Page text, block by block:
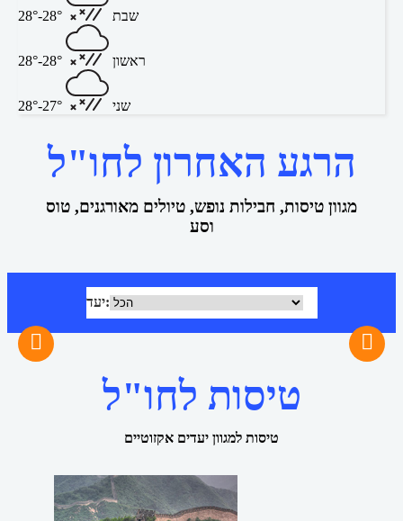
שבת 28°-28°
ראשון 28°-28°
שני 27°-28°
הרגע האחרון לחו"ל
מגוון טיסות, חבילות נופש, טיולים מאורגנים, טוס
וסע
יעד
טיסות לחו"ל
טיסות למגוון יעדים אקזוטיים